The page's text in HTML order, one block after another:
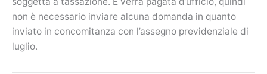
non è necessario inviare alcuna domanda in quanto
inviato in concomitanza con l’assegno previdenziale di
luglio.